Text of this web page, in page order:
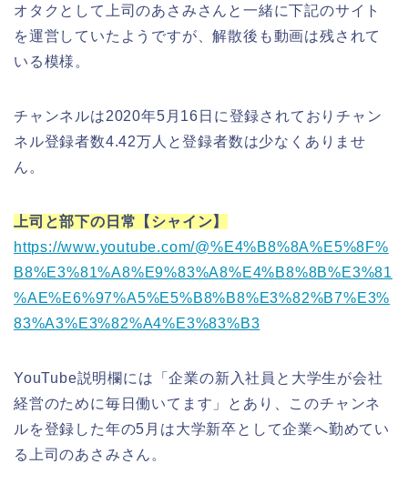
オタクとして上司のあさみさんと一緒に下記のサイト
を運営していたようですが、解散後も動画は残されて
いる模様。
チャンネルは2020年5月16日に登録されておりチャン
ネル登録者数4.42万人と登録者数は少なくありませ
ん。
上司と部下の日常【シャイン】
https://www.youtube.com/@%E4%B8%8A%E5%8F%
B8%E3%81%A8%E9%83%A8%E4%B8%8B%E3%81
%AE%E6%97%A5%E5%B8%B8%E3%82%B7%E3%
83%A3%E3%82%A4%E3%83%B3
YouTube説明欄には「企業の新入社員と大学生が会社
経営のために毎日働いてます」とあり、このチャンネ
ルを登録した年の5月は大学新卒として企業へ勤めてい
る上司のあさみさん。